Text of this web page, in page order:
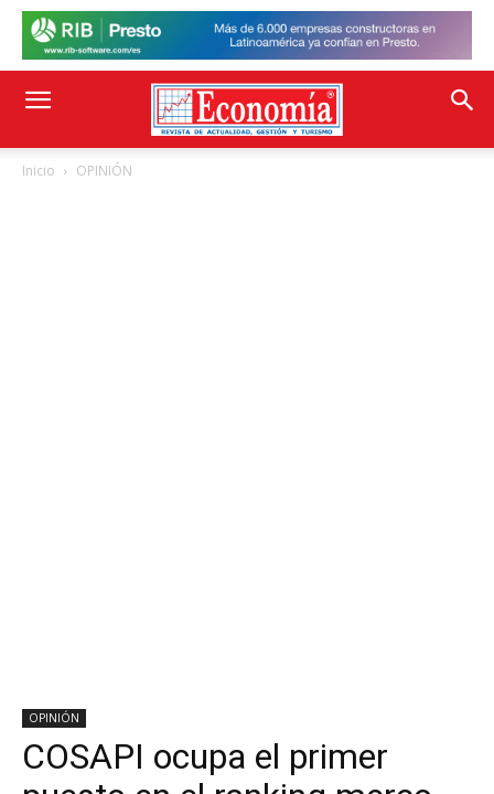
Inicio OPINIÓN
OPINIÓN
COSAPI ocupa el primer